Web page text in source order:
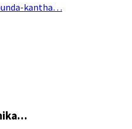
kantha…